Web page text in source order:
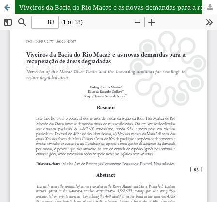
Viveiros da Bacia do Rio Macaé e as novas demandas para a recuperação de áreas degradadas